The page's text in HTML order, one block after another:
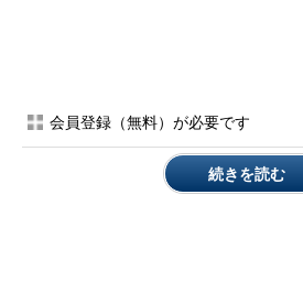
さらに進化したWindows 10の
を代替／補完する「プロビジョニ
会員登録（無料）が必要です
続きを読む